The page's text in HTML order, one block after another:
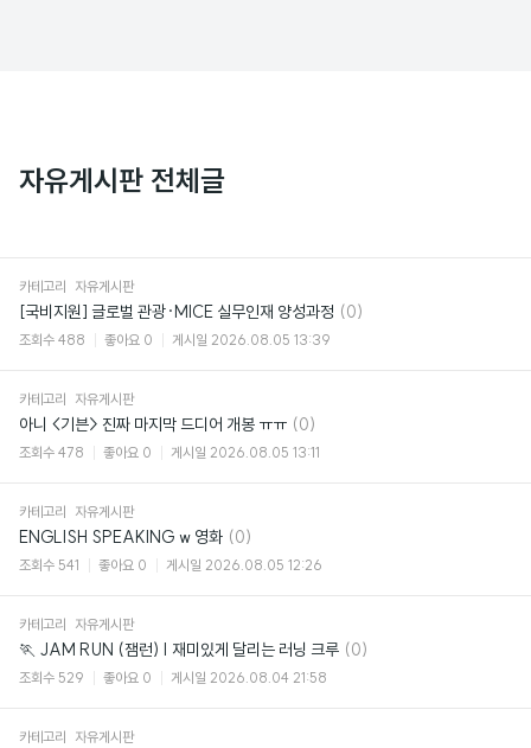
자유게시판 전체글
카테고리 자유게시판
[국비지원] 글로벌 관광·MICE 실무인재 양성과정 댓
(0)
조회수 488 좋아요 0 게시일 2026.08.05 13:39
카테고리 자유게시판
아니 <기븐> 진짜 마지막 드디어 개봉 ㅠㅠ 댓
글
(0)
조회수 478 좋아요 0 게시일 2026.08.05 13:11
카테고리 자유게시판
ENGLISH SPEAKING w 영화 댓
글
(0)
조회수 541 좋아요 0 게시일 2026.08.05 12:26
카테고리 자유게시판
🏃 JAM RUN (잼런) | 재미있게 달리는 러닝 크루 댓
(0)
조회수 529 좋아요 0 게시일 2026.08.04 21:58
카테고리 자유게시판